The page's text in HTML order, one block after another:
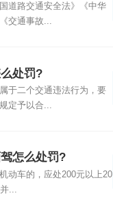
道路交通安全法》《中华
交通事故...
处罚?
于二个交通违法行为，要
定予以合...
怎么处罚?
动车的，应处200元以上20
...